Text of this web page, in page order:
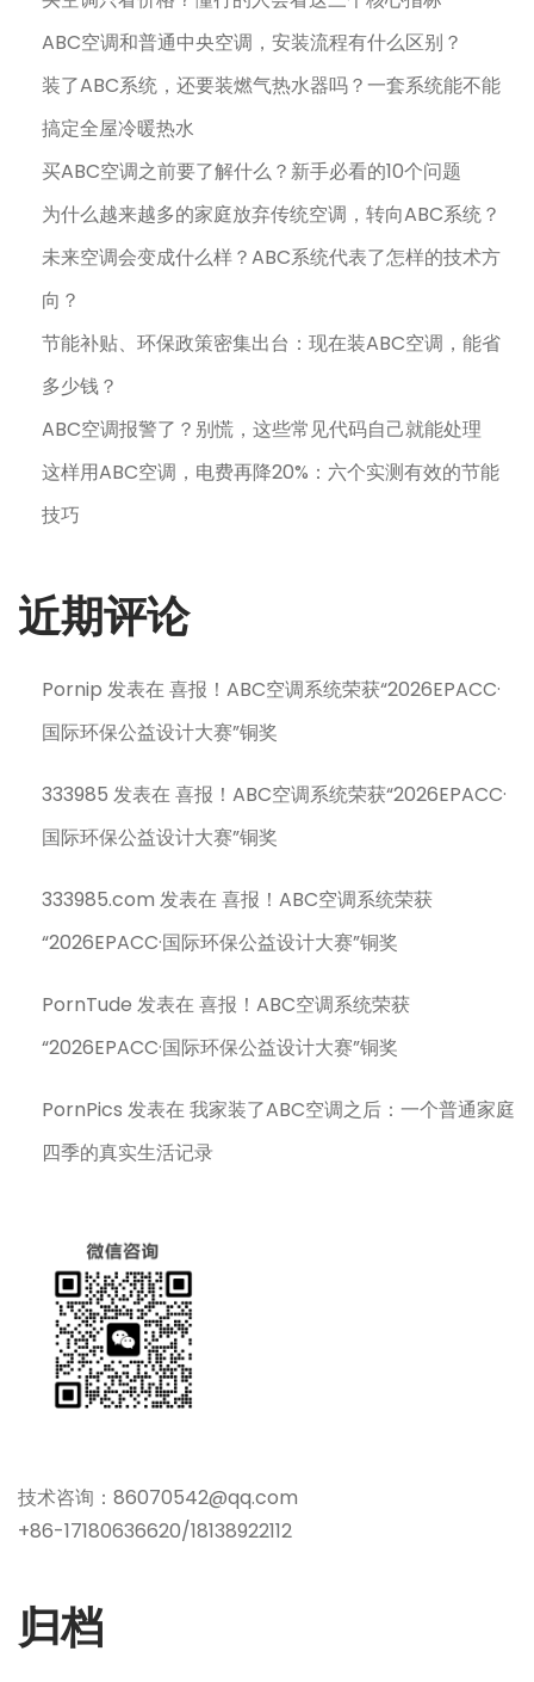
ABC空调和普通中央空调，安装流程有什么区别？
装了ABC系统，还要装燃气热水器吗？一套系统能不能
搞定全屋冷暖热水
买ABC空调之前要了解什么？新手必看的10个问题
为什么越来越多的家庭放弃传统空调，转向ABC系统？
未来空调会变成什么样？ABC系统代表了怎样的技术方
向？
节能补贴、环保政策密集出台：现在装ABC空调，能省
多少钱？
ABC空调报警了？别慌，这些常见代码自己就能处理
这样用ABC空调，电费再降20%：六个实测有效的节能
技巧
近期评论
Pornip 发表在喜报！ABC空调系统荣获“2026EPACC·
国际环保公益设计大赛”铜奖
333985 发表在喜报！ABC空调系统荣获“2026EPACC·
国际环保公益设计大赛”铜奖
333985.com 发表在喜报！ABC空调系统荣获
“2026EPACC·国际环保公益设计大赛”铜奖
PornTude 发表在喜报！ABC空调系统荣获
“2026EPACC·国际环保公益设计大赛”铜奖
PornPics 发表在我家装了ABC空调之后：一个普通家庭
四季的真实生活记录
技术咨询：86070542@qq.com
+86-17180636620/18138922112
归档